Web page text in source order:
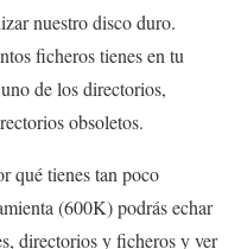
nuestro disco duro.
ficheros tienes en tu
de los directorios,
obsoletos.
qué tienes tan poco
(600K) podrás echar
directorios y ficheros y ver